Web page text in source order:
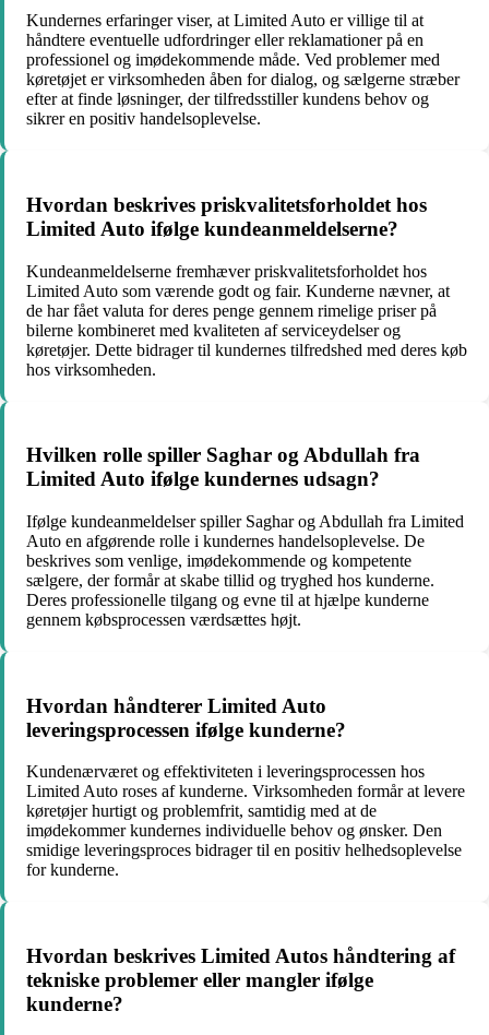
Kundernes erfaringer viser, at Limited Auto er villige til at
håndtere eventuelle udfordringer eller reklamationer på en
professionel og imødekommende måde. Ved problemer med
køretøjet er virksomheden åben for dialog, og sælgerne stræber
efter at finde løsninger, der tilfredsstiller kundens behov og
sikrer en positiv handelsoplevelse.
Hvordan beskrives priskvalitetsforholdet hos
Limited Auto ifølge kundeanmeldelserne?
Kundeanmeldelserne fremhæver priskvalitetsforholdet hos
Limited Auto som værende godt og fair. Kunderne nævner, at
de har fået valuta for deres penge gennem rimelige priser på
bilerne kombineret med kvaliteten af serviceydelser og
køretøjer. Dette bidrager til kundernes tilfredshed med deres køb
hos virksomheden.
Hvilken rolle spiller Saghar og Abdullah fra
Limited Auto ifølge kundernes udsagn?
Ifølge kundeanmeldelser spiller Saghar og Abdullah fra Limited
Auto en afgørende rolle i kundernes handelsoplevelse. De
beskrives som venlige, imødekommende og kompetente
sælgere, der formår at skabe tillid og tryghed hos kunderne.
Deres professionelle tilgang og evne til at hjælpe kunderne
gennem købsprocessen værdsættes højt.
Hvordan håndterer Limited Auto
leveringsprocessen ifølge kunderne?
Kundenærværet og effektiviteten i leveringsprocessen hos
Limited Auto roses af kunderne. Virksomheden formår at levere
køretøjer hurtigt og problemfrit, samtidig med at de
imødekommer kundernes individuelle behov og ønsker. Den
smidige leveringsproces bidrager til en positiv helhedsoplevelse
for kunderne.
Hvordan beskrives Limited Autos håndtering af
tekniske problemer eller mangler ifølge
kunderne?